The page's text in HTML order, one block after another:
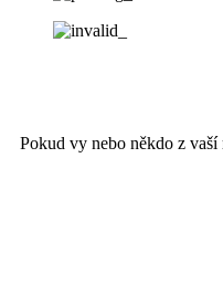
Pokud vy nebo někdo z